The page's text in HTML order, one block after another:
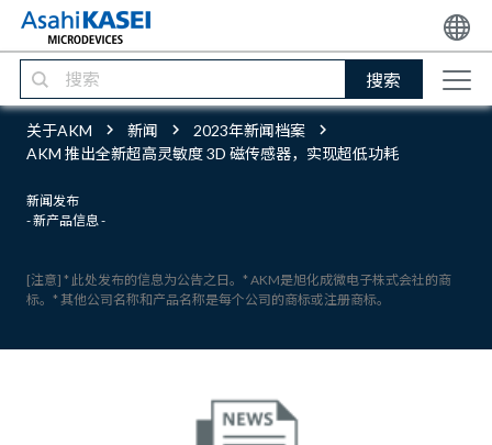
搜索
关于AKM 新闻
2023年新闻档案
AKM 推出全新超高灵敏度 3D 磁传感器，实现超低功耗
新闻发布
- 新产品信息 -
[注意] * 此处发布的信息为公告之日。* AKM是旭化成微电子株式会社的商
标。* 其他公司名称和产品名称是每个公司的商标或注册商标。